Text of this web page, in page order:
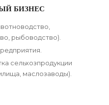
БИЗНЕС
рыбоводство).
сельхозпродукции
маслозаводы).